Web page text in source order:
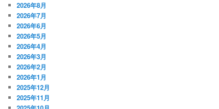
2026年8月
2026年7月
2026年6月
2026年5月
2026年4月
2026年3月
2026年2月
2026年1月
2025年12月
2025年11月